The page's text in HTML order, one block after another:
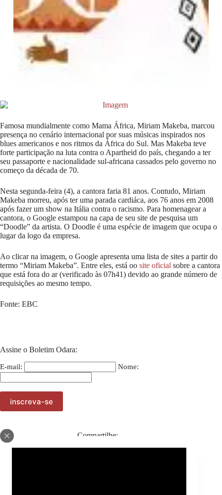
Famosa mundialmente como Mama África, Miriam Makeba, marcou
presença no cenário internacional por suas músicas inspirados nos
blues americanos e nos ritmos da África do Sul. Mas Makeba teve
forte participação na luta contra o Apartheid do país, chegando a ter
seu passaporte e nacionalidade sul-africana cassados pelo governo no
começo da década de 70.
Nesta segunda-feira (4), a cantora faria 81 anos. Contudo, Miriam
Makeba morreu, após ter uma parada cardiáca, aos 76 anos em 2008
após fazer um show na Itália contra o racismo. Para homenagear a
cantora, o Google estampou na capa de seu site de pesquisa um
“Doodle” da artista. O Doodle é uma espécie de imagem que ocupa o
lugar da logo da empresa.
Ao clicar na imagem, o Google apresenta uma lista de sites a partir do
termo “Miriam Makeba”. Entre eles, está oo site oficial sobre a cantora
que está fora do ar (verificado às 07h41) devido ao grande número de
requisições ao mesmo tempo.
Fonte: EBC
Assine o Boletim Odara:
E-mail: Nome:
Compartilhe: